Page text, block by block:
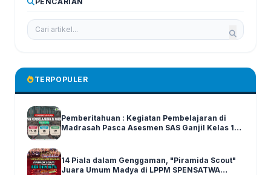
TERPOPULER
Pemberitahuan : Kegiatan Pembelajaran di
Madrasah Pasca Asesmen SAS Ganjil Kelas 1-6
14 Piala dalam Genggaman, "Piramida Scout"
Juara Umum Madya di LPPM SPENSATWA